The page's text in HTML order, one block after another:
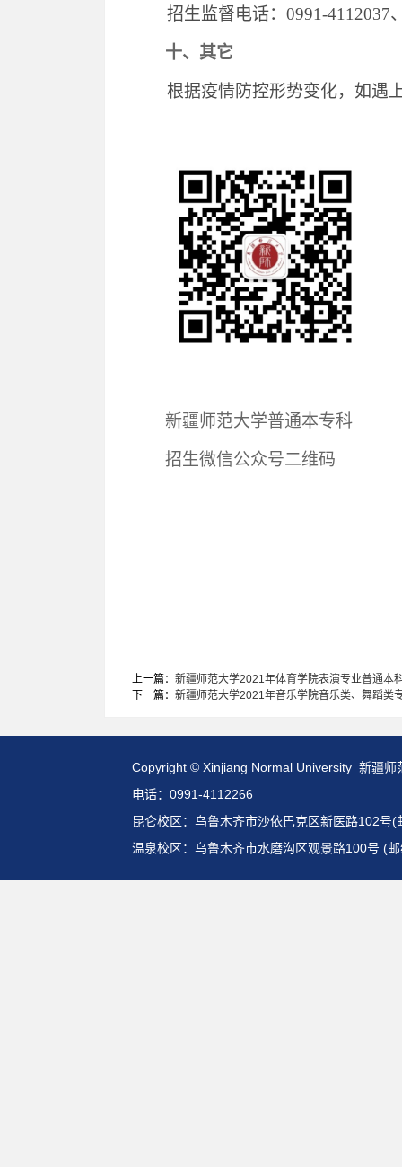
招生监督电话： 0991-4112037
十、其它
根据疫情防控形势变化，如遇
新疆师范大学普通本专科“艺
招生微信公众号二维码
上一篇： 新疆师范大学2021年体育学院表演专业普通本
下一篇： 新疆师范大学2021年音乐学院音乐类、舞蹈类
Copyright © Xinjiang Normal University 新疆师
电话：0991-4112266
昆仑校区：乌鲁木齐市沙依巴克区新医路102号(
温泉校区：乌鲁木齐市水磨沟区观景路100号 (